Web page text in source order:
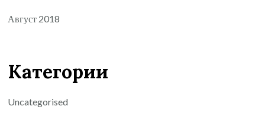
Август 2018
Категории
Uncategorised